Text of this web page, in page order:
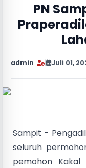
PN
admin Juli 01,
Sampit -
seluruh
pemohon